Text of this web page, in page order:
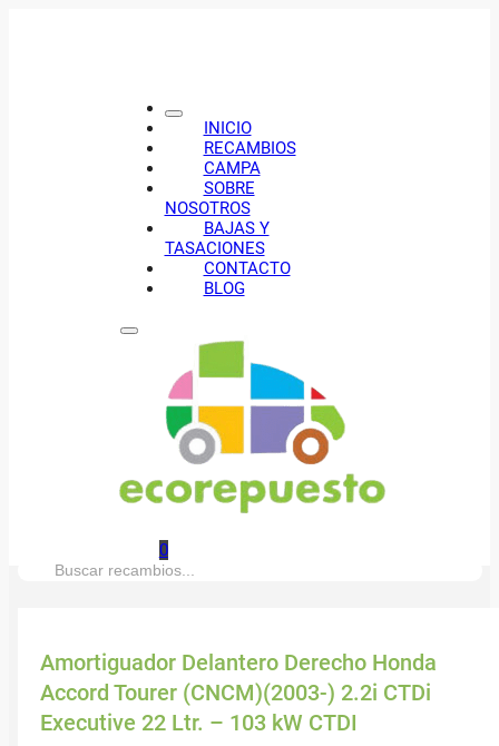
INICIO
RECAMBIOS
CAMPA
SOBRE
NOSOTROS
BAJAS Y
TASACIONES
CONTACTO
BLOG
0
Buscar:
Amortiguador Delantero Derecho Honda
Accord Tourer (CNCM)(2003-) 2.2i CTDi
Executive 22 Ltr. – 103 kW CTDI